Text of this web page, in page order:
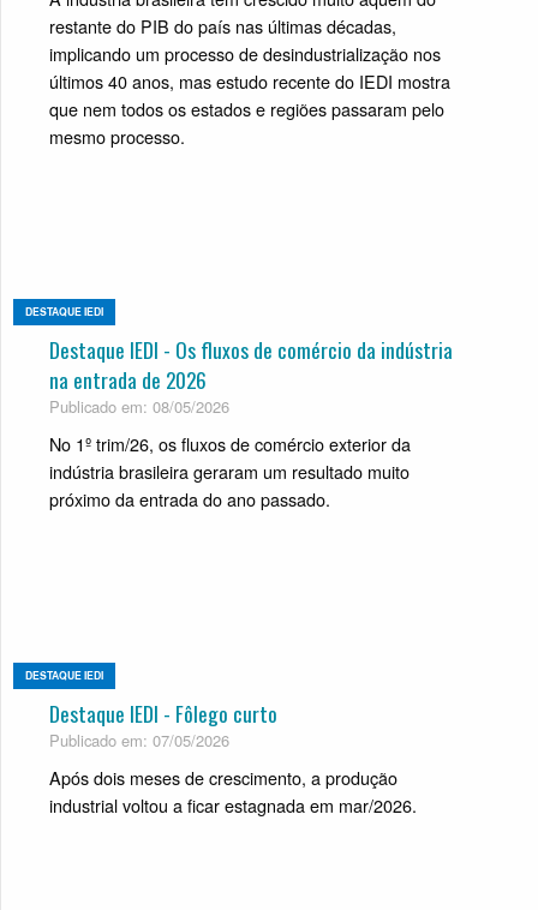
restante do PIB do país nas últimas décadas,
implicando um processo de desindustrialização nos
últimos 40 anos, mas estudo recente do IEDI mostra
que nem todos os estados e regiões passaram pelo
mesmo processo.
DESTAQUE IEDI
Destaque IEDI - Os fluxos de comércio da indústria
na entrada de 2026
Publicado em: 08/05/2026
No 1º trim/26, os fluxos de comércio exterior da
indústria brasileira geraram um resultado muito
próximo da entrada do ano passado.
DESTAQUE IEDI
Destaque IEDI - Fôlego curto
Publicado em: 07/05/2026
Após dois meses de crescimento, a produção
industrial voltou a ficar estagnada em mar/2026.